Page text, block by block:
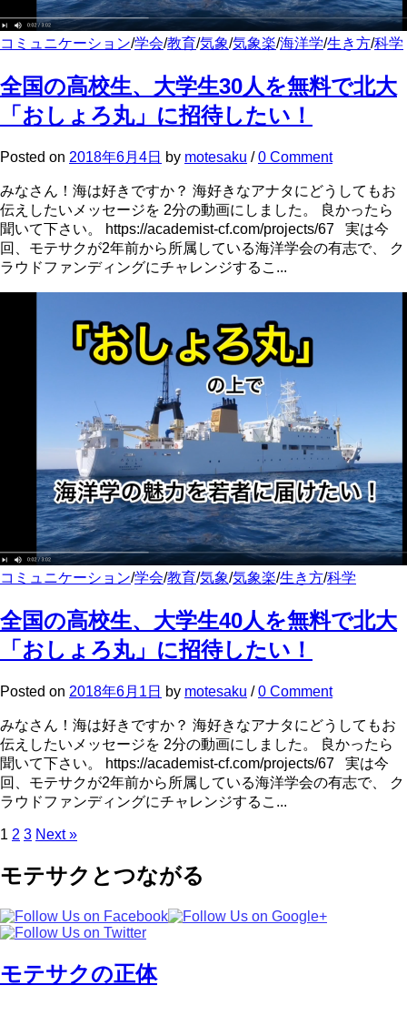
コミュニケーション/学会/教育/気象/気象楽/海洋学/生き方/科学
全国の高校生、大学生30人を無料で北大
「おしょろ丸」に招待したい！
Posted on 2018年6月4日 by motesaku /0 Comment
みなさん！海は好きですか？ 海好きなアナタにどうしてもお
伝えしたいメッセージを 2分の動画にしました。 良かったら
聞いて下さい。 https://academist-cf.com/projects/67 実は今
回、モテサクが2年前から所属している海洋学会の有志で、 ク
ラウドファンディングにチャレンジするこ...
コミュニケーション/学会/教育/気象/気象楽/生き方/科学
全国の高校生、大学生40人を無料で北大
「おしょろ丸」に招待したい！
Posted on 2018年6月1日 by motesaku /0 Comment
みなさん！海は好きですか？ 海好きなアナタにどうしてもお
伝えしたいメッセージを 2分の動画にしました。 良かったら
聞いて下さい。 https://academist-cf.com/projects/67 実は今
回、モテサクが2年前から所属している海洋学会の有志で、 ク
ラウドファンディングにチャレンジするこ...
Posts
pagination
1 2 3 Next »
モテサクとつながる
モテサクの正体